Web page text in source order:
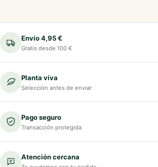
Envío 4,95 €
Gratis desde 100 €
Planta viva
Selección antes de enviar
Pago seguro
Transacción protegida
Atención cercana